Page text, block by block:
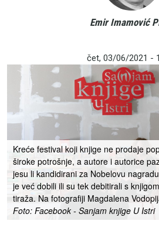
Emir Imamović
čet, 03/06/2021 -
Kreće festival koji knjige ne prodaje
široke potrošnje, a autore i autorice
jesu li kandidirani za Nobelovu
je već dobili ili su tek debitirali s
tiraža. Na fotografiji Magdalena
Foto: Facebook - Sanjam knjige U Istri